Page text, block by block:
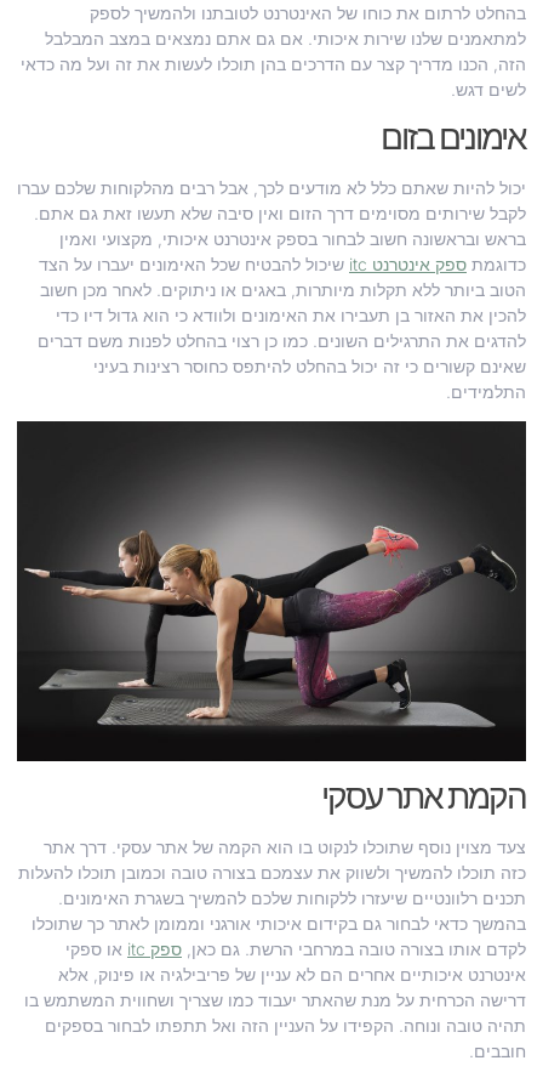
בהחלט לרתום את כוחו של האינטרנט לטובתנו ולהמשיך לספק
למתאמנים שלנו שירות איכותי. אם גם אתם נמצאים במצב המבלבל
הזה, הכנו מדריך קצר עם הדרכים בהן תוכלו לעשות את זה ועל מה כדאי
לשים דגש.
אימונים בזום
יכול להיות שאתם כלל לא מודעים לכך, אבל רבים מהלקוחות שלכם עברו
לקבל שירותים מסוימים דרך הזום ואין סיבה שלא תעשו זאת גם אתם.
בראש ובראשונה חשוב לבחור בספק אינטרנט איכותי, מקצועי ואמין
כדוגמת ספק אינטרנט itc
שיכול להבטיח שכל האימונים יעברו על הצד
הטוב ביותר ללא תקלות מיותרות, באגים או ניתוקים. לאחר מכן חשוב
להכין את האזור בן תעבירו את האימונים ולוודא כי הוא גדול דיו כדי
להדגים את התרגילים השונים. כמו כן רצוי בהחלט לפנות משם דברים
שאינם קשורים כי זה יכול בהחלט להיתפס כחוסר רצינות בעיני
התלמידים.
הקמת אתר עסקי
צעד מצוין נוסף שתוכלו לנקוט בו הוא הקמה של אתר עסקי. דרך אתר
כזה תוכלו להמשיך ולשווק את עצמכם בצורה טובה וכמובן תוכלו להעלות
תכנים רלוונטיים שיעזרו ללקוחות שלכם להמשיך בשגרת האימונים.
בהמשך כדאי לבחור גם בקידום איכותי אורגני וממומן לאתר כך שתוכלו
לקדם אותו בצורה טובה במרחבי הרשת. גם כאן, ספק itc
או ספקי
אינטרנט איכותיים אחרים הם לא עניין של פריבילגיה או פינוק, אלא
דרישה הכרחית על מנת שהאתר יעבוד כמו שצריך ושחווית המשתמש בו
תהיה טובה ונוחה. הקפידו על העניין הזה ואל תתפתו לבחור בספקים
חובבים.